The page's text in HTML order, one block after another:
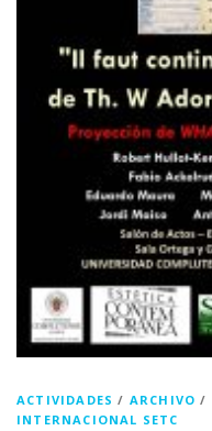
ACTIVIDADES / ARCHIVO /
INTERNACIONAL SETC